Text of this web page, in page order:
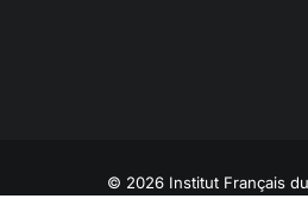
© 2026 Institut Français